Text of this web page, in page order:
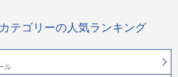
カテゴリーの人気ランキング
ル